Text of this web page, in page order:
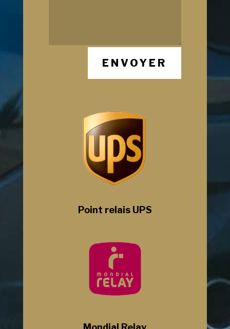
ENVOYER
Point relais UPS